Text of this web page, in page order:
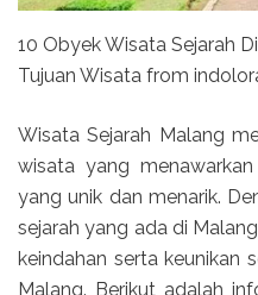
10 Obyek Wisata Sejarah
Tujuan Wisata from
Wisata Sejarah Malang
wisata yang
yang unik dan menarik.
sejarah yang ada di
keindahan serta keunikan
Malang. Berikut adalah